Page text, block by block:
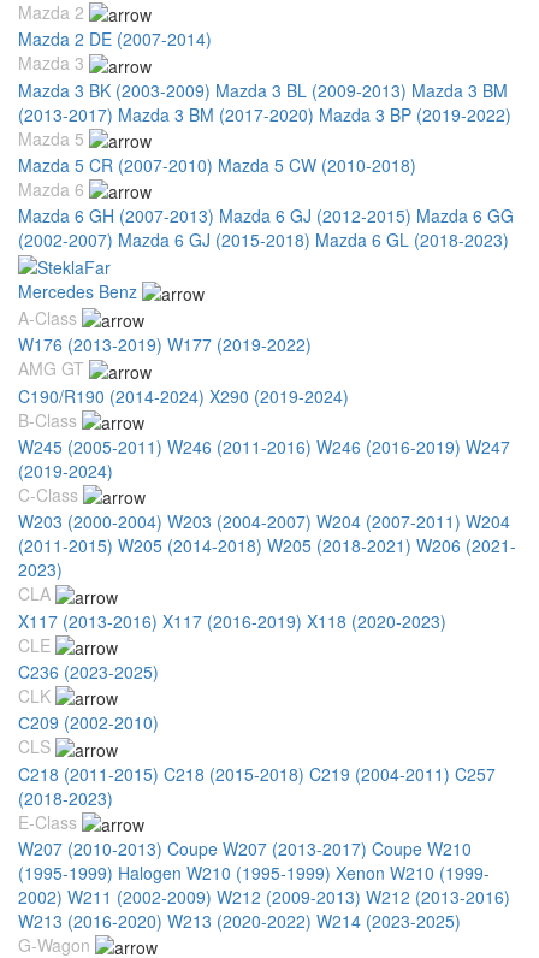
Mazda 2
Mazda 2 DE (2007-2014)
Mazda 3
Mazda 3 BK (2003-2009) Mazda 3 BL (2009-2013) Mazda 3 BM
(2013-2017) Mazda 3 BM (2017-2020) Mazda 3 BP (2019-2022)
Mazda 5
Mazda 5 CR (2007-2010) Mazda 5 CW (2010-2018)
Mazda 6
Mazda 6 GH (2007-2013) Mazda 6 GJ (2012-2015) Mazda 6 GG
(2002-2007) Mazda 6 GJ (2015-2018) Mazda 6 GL (2018-2023)
Mercedes Benz
A-Class
W176 (2013-2019) W177 (2019-2022)
AMG GT
C190/R190 (2014-2024) X290 (2019-2024)
B-Class
W245 (2005-2011) W246 (2011-2016) W246 (2016-2019) W247
(2019-2024)
C-Class
W203 (2000-2004) W203 (2004-2007) W204 (2007-2011) W204
(2011-2015) W205 (2014-2018) W205 (2018-2021) W206 (2021-
2023)
CLA
X117 (2013-2016) X117 (2016-2019) X118 (2020-2023)
CLE
C236 (2023-2025)
CLK
С209 (2002-2010)
CLS
C218 (2011-2015) C218 (2015-2018) C219 (2004-2011) C257
(2018-2023)
E-Class
W207 (2010-2013) Coupe W207 (2013-2017) Coupe W210
(1995-1999) Halogen W210 (1995-1999) Xenon W210 (1999-
2002) W211 (2002-2009) W212 (2009-2013) W212 (2013-2016)
W213 (2016-2020) W213 (2020-2022) W214 (2023-2025)
G-Wagon